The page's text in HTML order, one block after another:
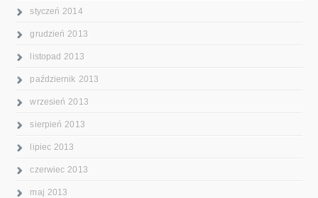
styczeń 2014
grudzień 2013
listopad 2013
październik 2013
wrzesień 2013
sierpień 2013
lipiec 2013
czerwiec 2013
maj 2013